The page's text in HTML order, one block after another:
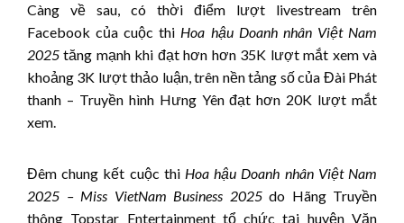
Càng về sau, có thời điểm lượt livestream trên
Facebook của cuộc thi Hoa hậu Doanh nhân Việt Nam
2025tăng mạnh khi đạt hơn hơn 35K lượt mắt xem và
khoảng 3K lượt thảo luận, trên nền tảng số của Đài Phát
thanh – Truyền hình Hưng Yên đạt hơn 20K lượt mắt
xem.
Đêm chung kết cuộc thi Hoa hậu Doanh nhân Việt Nam
2025 – Miss VietNam Business 2025 do Hãng Truyền
thông Topstar Entertainment tổ chức tại huyện Văn